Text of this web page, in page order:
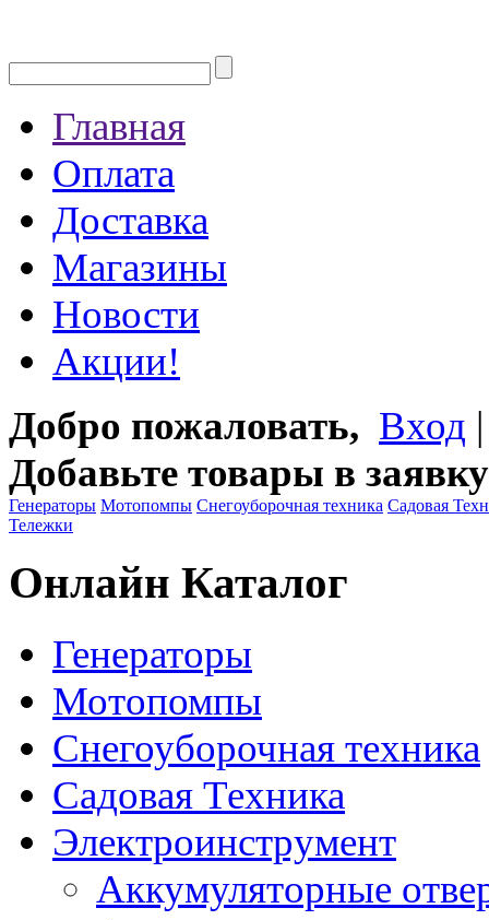
Главная
Оплата
Доставка
Магазины
Новости
Акции!
Добро пожаловать, Вход
Добавьте товары в заявку
Генераторы Мотопомпы Снегоуборочная техника Садовая
Тележки
Онлайн Каталог
Генераторы
Мотопомпы
Снегоуборочная техника
Садовая Техника
Электроинструмент
Аккумуляторные